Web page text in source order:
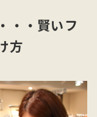
・・賢いフ
方